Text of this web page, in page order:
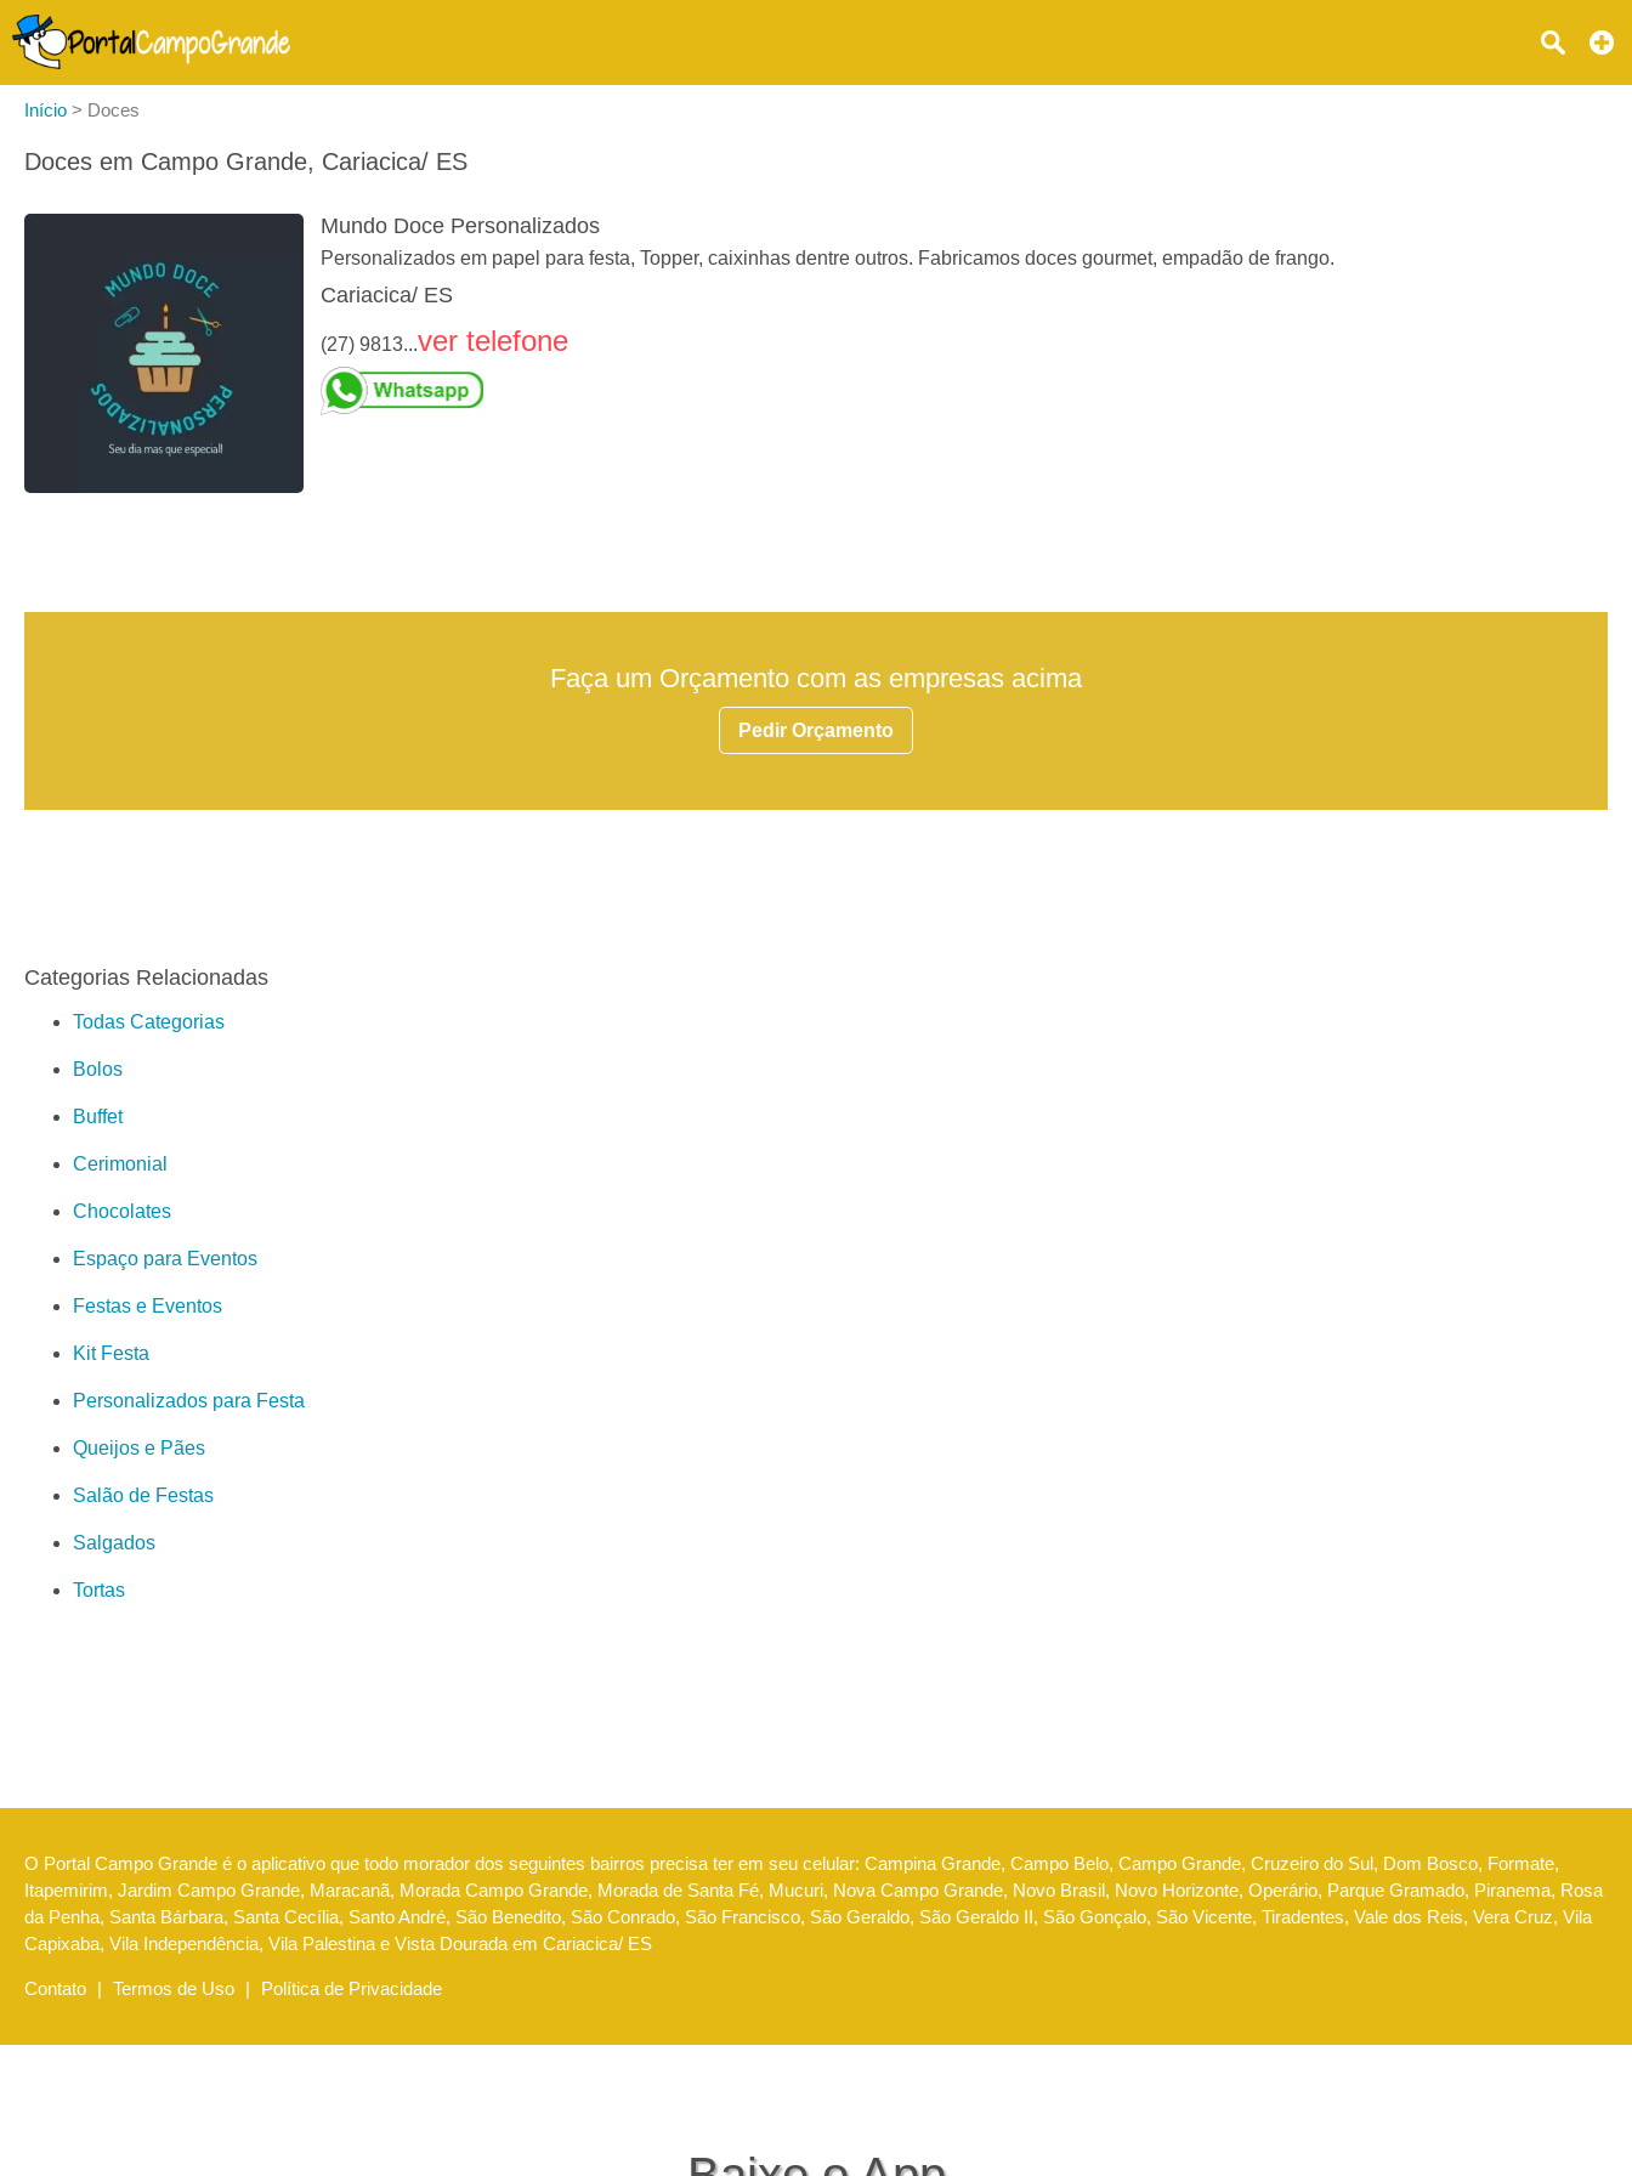
Início > Doces
Doces em Campo Grande, Cariacica/ ES
Mundo Doce Personalizados
Personalizados em papel para festa, Topper, caixinhas dentre outros. Fabricamos doces gourmet, empadão de frango.
Cariacica/ ES
(27) 9813...ver telefone
Faça um Orçamento com as empresas acima
Pedir Orçamento
Categorias Relacionadas
Todas Categorias
Bolos
Buffet
Cerimonial
Chocolates
Espaço para Eventos
Festas e Eventos
Kit Festa
Personalizados para Festa
Queijos e Pães
Salão de Festas
Salgados
Tortas
O Portal Campo Grande é o aplicativo que todo morador dos seguintes bairros precisa ter em seu celular: Campina Grande, Campo Belo, Campo Grande, Cruzeiro do Sul, Dom Bosco, Formate,
Itapemirim, Jardim Campo Grande, Maracanã, Morada Campo Grande, Morada de Santa Fé, Mucuri, Nova Campo Grande, Novo Brasil, Novo Horizonte, Operário, Parque Gramado, Piranema, Rosa
da Penha, Santa Bárbara, Santa Cecília, Santo André, São Benedito, São Conrado, São Francisco, São Geraldo, São Geraldo II, São Gonçalo, São Vicente, Tiradentes, Vale dos Reis, Vera Cruz, Vila
Capixaba, Vila Independência, Vila Palestina e Vista Dourada em Cariacica/ ES
Contato | Termos de Uso | Política de Privacidade